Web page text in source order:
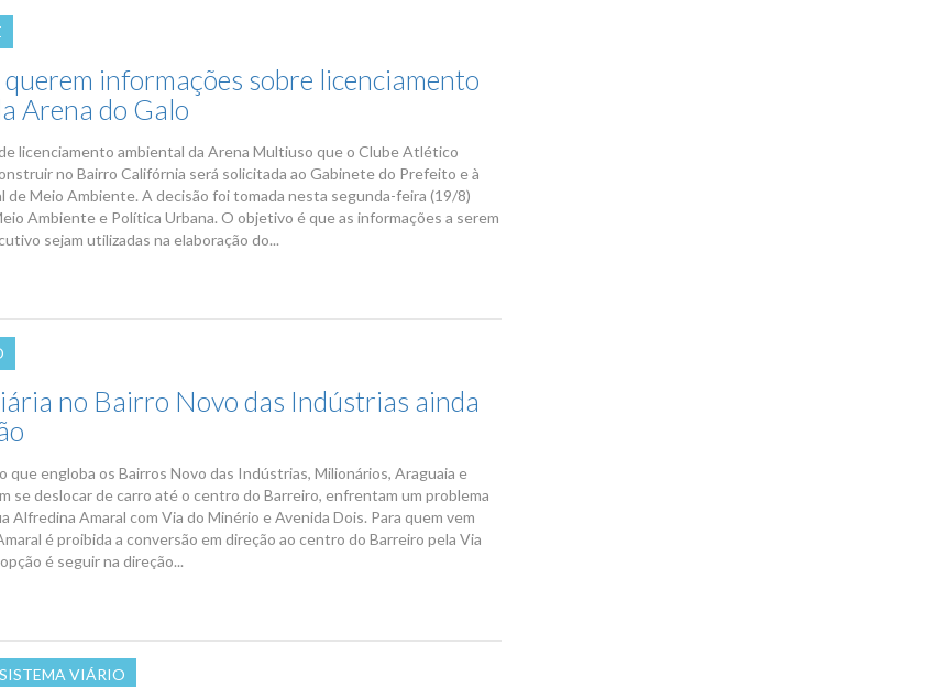
informações sobre licenciamento
Arena do Galo
licenciamento ambiental da Arena Multiuso que o Clube Atlético
no Bairro Califórnia será solicitada ao Gabinete do Prefeito e à
de Meio Ambiente. A decisão foi tomada nesta segunda-feira (19/8)
Ambiente e Política Urbana. O objetivo é que as informações a serem
sejam utilizadas na elaboração do...
no Bairro Novo das Indústrias ainda
que engloba os Bairros Novo das Indústrias, Milionários, Araguaia e
se deslocar de carro até o centro do Barreiro, enfrentam um problema
Alfredina Amaral com Via do Minério e Avenida Dois. Para quem vem
é proibida a conversão em direção ao centro do Barreiro pela Via
é seguir na direção...
VIÁRIO